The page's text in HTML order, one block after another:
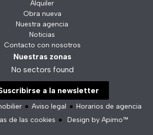
Alquiler
Obra nueva
Nuestra agencia
Noticias
Contacto con nosotros
Nuestras zonas
No sectors found
a la newsletter
Aviso legal
Horarios de agencia
de las cookies
Design by Apimo™